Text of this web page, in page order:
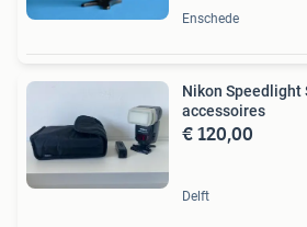
Enschede
Nikon Speedlight
accessoires
€ 120,00
Delft